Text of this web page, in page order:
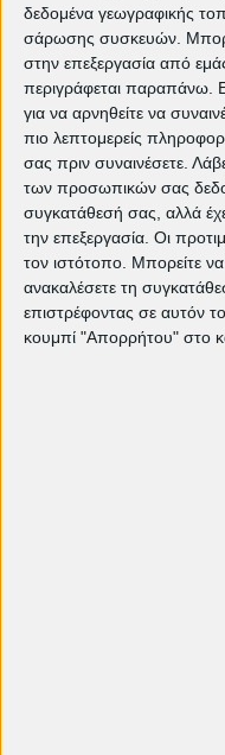
δεδομένα γεωγραφικής
σάρωσης συσκευών.
στην επεξεργασία από
περιγράφεται παραπάνω.
για να αρνηθείτε να
πιο λεπτομερείς
σας πριν συναινέσετε.
των προσωπικών σας
συγκατάθεσή σας, αλλά
την επεξεργασία. Οι
τον ιστότοπο. Μπορείτε
ανακαλέσετε τη
επιστρέφοντας σε αυτόν
κουμπί "Απορρήτου" στο
Δείτε ακόμη:
Τρέχον
The Bride!:
που
"Ομάχα":
ελευθερία
ανθρώπων |